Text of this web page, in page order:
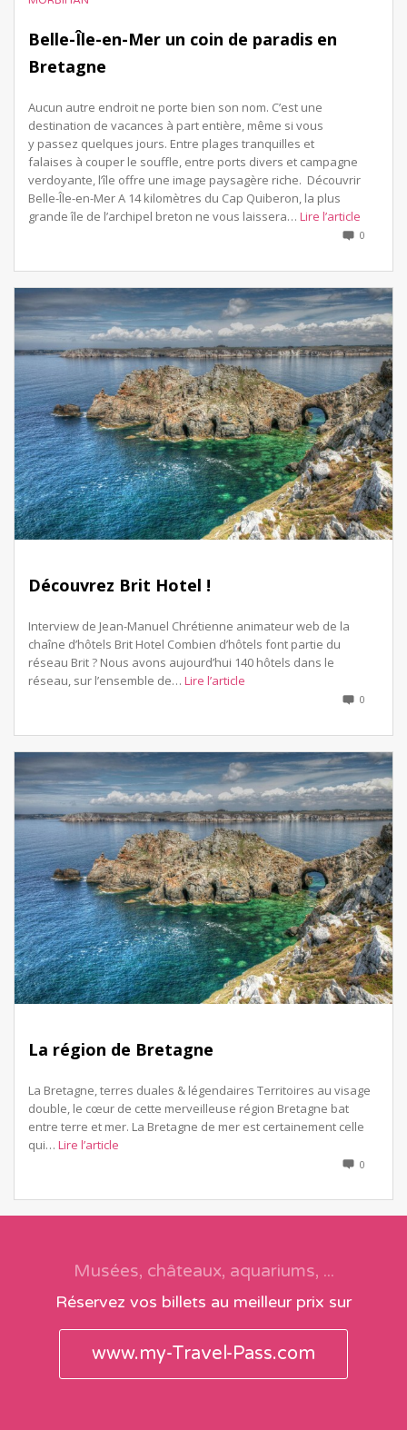
Belle-Île-en-Mer un coin de paradis en
Bretagne
Aucun autre endroit ne porte bien son nom. C’est une
destination de vacances à part entière, même si vous
y passez quelques jours. Entre plages tranquilles et
falaises à couper le souffle, entre ports divers et campagne
verdoyante, l’île offre une image paysagère riche. Découvrir
Belle-Île-en-Mer A 14 kilomètres du Cap Quiberon, la plus
grande île de l’archipel breton ne vous laissera… Lire l’article
0
Découvrez Brit Hotel !
Interview de Jean-Manuel Chrétienne animateur web de la
chaîne d’hôtels Brit Hotel Combien d’hôtels font partie du
réseau Brit ? Nous avons aujourd’hui 140 hôtels dans le
réseau, sur l’ensemble de… Lire l’article
0
La région de Bretagne
La Bretagne, terres duales & légendaires Territoires au visage
double, le cœur de cette merveilleuse région Bretagne bat
entre terre et mer. La Bretagne de mer est certainement celle
qui… Lire l’article
0
Musées, châteaux, aquariums, ...
Réservez vos billets au meilleur prix sur
www.my-Travel-Pass.com